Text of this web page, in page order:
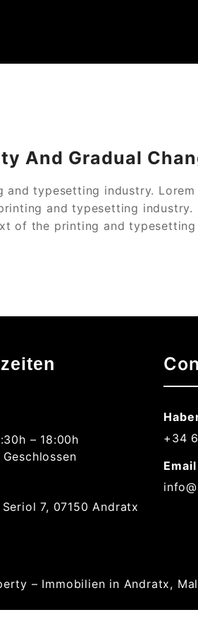
And Gradual
typesetting industry.
and typesetting industry.
of the printing and typesetting
– 18:00h
7, 07150 Andratx
+34
– Immobilien in Andratx,